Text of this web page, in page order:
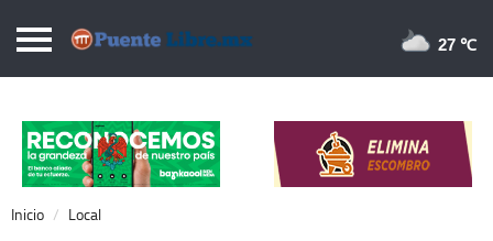
Puentelibre.mx
Local
Nacional
Opinión
27 ℃
Inicio Local